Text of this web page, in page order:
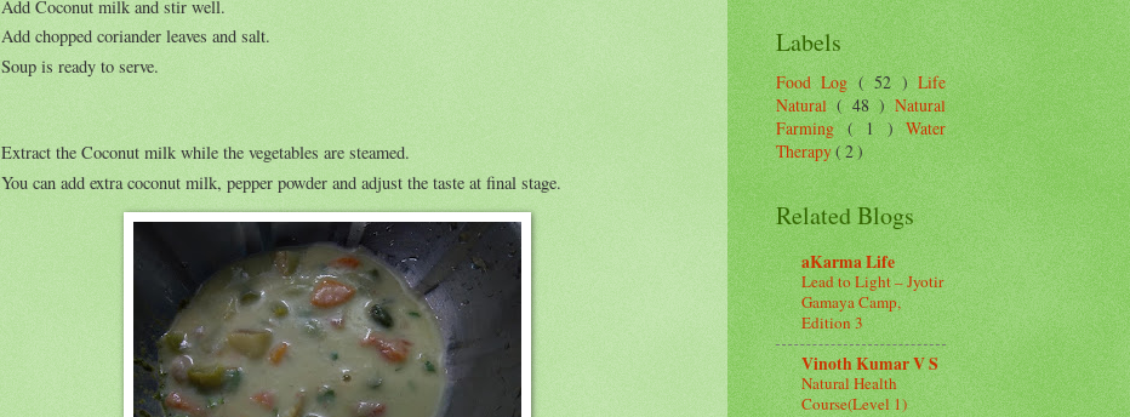
Add Coconut milk and stir well.
Add chopped coriander leaves and salt.
Soup is ready to serve.
Extract the Coconut milk while the vegetables are steamed.
You can add extra coconut milk, pepper powder and adjust the taste at final stage.
Labels
Food Log( 52 )Life
Natural( 48 )Natural
Farming( 1 )Water
Therapy( 2 )
Related Blogs
aKarma Life
Lead to Light – Jyotir
Gamaya Camp,
Edition 3
Vinoth Kumar V S
Natural Health
Course(Level 1)